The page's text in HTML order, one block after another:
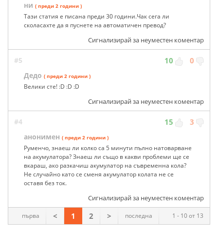
ни ( преди 2 години )
Тази статия е писана преди 30 години.Чак сега ли
сколасахте да я пуснете на автоматичен превод?
Сигнализирай за неуместен коментар
#5 10 0
Дедо ( преди 2 години )
Велики сте! :D :D :D
Сигнализирай за неуместен коментар
#4 15 3
анонимен ( преди 2 години )
Руменчо, знаеш ли колко са 5 минути пълно натоварване
на акумулатора? Знаеш ли също в какви проблеми ще се
вкараш, ако разкачиш акумулатор на съвременна кола?
Не случайно като се сменя акумулатор колата не се
оставя без ток.
Сигнализирай за неуместен коментар
1 - 10 от 13
първа < 1 2 > последна